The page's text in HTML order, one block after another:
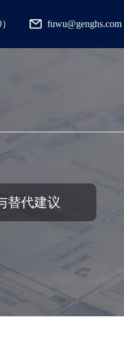
fuwu@genghs.com
替代建议